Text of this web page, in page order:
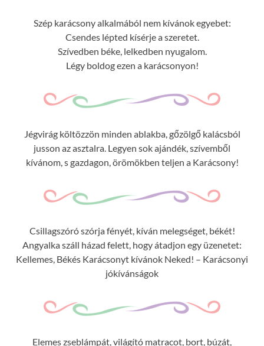
Szép karácsony alkalmából nem kívánok egyebet:
Csendes lépted kísérje a szeretet.
Szívedben béke, lelkedben nyugalom.
Légy boldog ezen a karácsonyon!
Jégvirág költözzön minden ablakba, gőzölgő kalácsból
jusson az asztalra. Legyen sok ajándék, szívemből
kívánom, s gazdagon, örömökben teljen a Karácsony!
Csillagszóró szórja fényét, kíván melegséget, békét!
Angyalka száll házad felett, hogy átadjon egy üzenetet:
Kellemes, Békés Karácsonyt kívánok Neked! – Karácsonyi
jókívánságok
Elemes zseblámpát, világító matracot, bort, búzát,